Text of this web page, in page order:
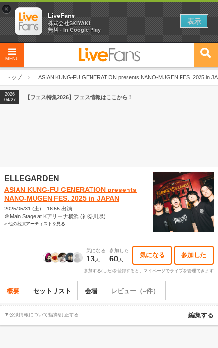
MENU
トップ ASIAN KUNG-FU GENERATION presents NANO-MUGEN FES. 2025 in
2026
04/27
2026
【ライブ動員ランキング】2026年上半期編発表！
2026
04/27
【フェス特集2026】フェス情報はここから！
ELLEGARDEN
ASIAN KUNG-FU GENERATION presents
NANO-MUGEN FES. 2025 in JAPAN
2025/05/31 (土) 16:55 出演
＠Main Stage at Kアリーナ横浜 (神奈川県)
» 他の出演アーティストを見る
気になる
13人
参加した
60人
気になる 参加した
参加する(した)を登録すると、マイページでライブを管理できます
概要 セットリスト 会場 レビュー（--件）
▼公演情報について指摘/訂正する 編集する
×
LiveFans
株式会社SKIYAKI
無料 - In Google Play
表示